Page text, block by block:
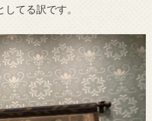
てる訳です。